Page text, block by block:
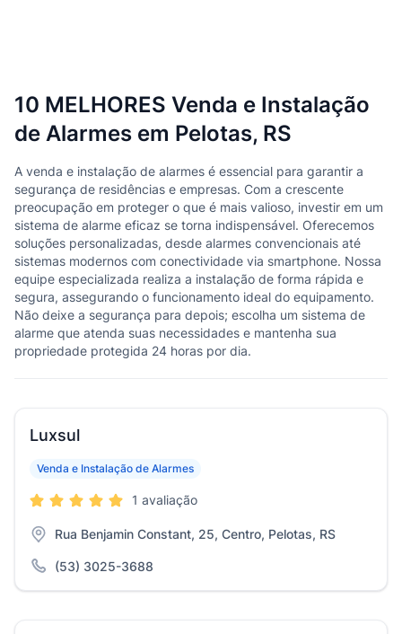
10 MELHORES Venda e Instalação
de Alarmes em Pelotas, RS
A venda e instalação de alarmes é essencial para garantir a
segurança de residências e empresas. Com a crescente
preocupação em proteger o que é mais valioso, investir em um
sistema de alarme eficaz se torna indispensável. Oferecemos
soluções personalizadas, desde alarmes convencionais até
sistemas modernos com conectividade via smartphone. Nossa
equipe especializada realiza a instalação de forma rápida e
segura, assegurando o funcionamento ideal do equipamento.
Não deixe a segurança para depois; escolha um sistema de
alarme que atenda suas necessidades e mantenha sua
propriedade protegida 24 horas por dia.
Luxsul
Venda e Instalação de Alarmes
1 avaliação
Rua Benjamin Constant, 25, Centro, Pelotas, RS
(53) 3025-3688